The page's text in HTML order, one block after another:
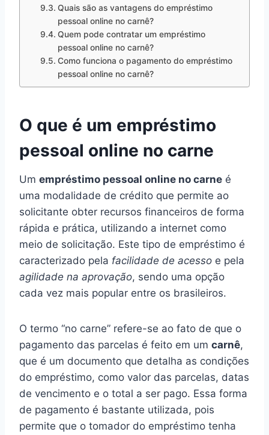
Quais são as vantagens do empréstimo
pessoal online no carnê?
Quem pode contratar um empréstimo
pessoal online no carnê?
Como funciona o pagamento do empréstimo
pessoal online no carnê?
O que é um empréstimo
pessoal online no carne
Um empréstimo pessoal online no carne é
uma modalidade de crédito que permite ao
solicitante obter recursos financeiros de forma
rápida e prática, utilizando a internet como
meio de solicitação. Este tipo de empréstimo é
caracterizado pela facilidade de acesso e pela
agilidade na aprovação, sendo uma opção
cada vez mais popular entre os brasileiros.
O termo “no carne” refere-se ao fato de que o
pagamento das parcelas é feito em um carnê,
que é um documento que detalha as condições
do empréstimo, como valor das parcelas, datas
de vencimento e o total a ser pago. Essa forma
de pagamento é bastante utilizada, pois
permite que o tomador do empréstimo tenha